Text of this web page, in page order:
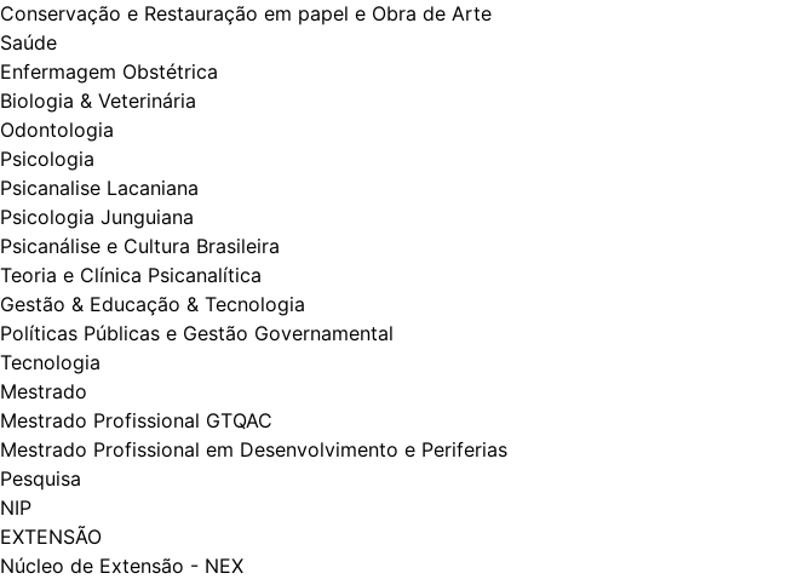
Conservação e Restauração em papel e Obra de Arte
Saúde
Enfermagem Obstétrica
Biologia & Veterinária
Odontologia
Psicologia
Psicanalise Lacaniana
Psicologia Junguiana
Psicanálise e Cultura Brasileira
Teoria e Clínica Psicanalítica
Gestão & Educação & Tecnologia
Políticas Públicas e Gestão Governamental
Tecnologia
Mestrado
Mestrado Profissional GTQAC
Mestrado Profissional em Desenvolvimento e Periferias
Pesquisa
NIP
EXTENSÃO
Núcleo de Extensão - NEX